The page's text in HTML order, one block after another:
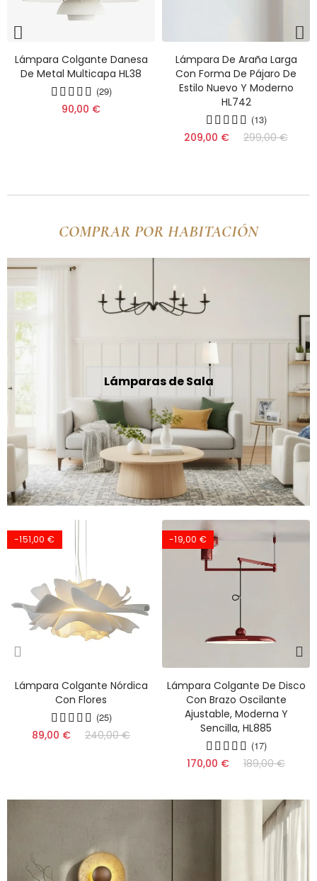
Lámpara Colgante Danesa
De Metal Multicapa HL38
(29)
90,00 €
Lámpara De Araña Larga
Con Forma De Pájaro De
Estilo Nuevo Y Moderno
HL742
(13)
209,00 € 299,00 €
(9)
(10)
COMPRAR POR HABITACIÓN
Lámparas de Sala
-151,00 €
Lámpara Colgante Nórdica
Con Flores
(25)
89,00 € 240,00 €
-19,00 €
Lámpara Colgante De Disco
Con Brazo Oscilante
Ajustable, Moderna Y
Sencilla, HL885
(17)
170,00 € 189,00 €